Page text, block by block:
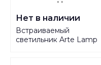
Нет в наличии
Встраиваемый
светильник Arte Lamp